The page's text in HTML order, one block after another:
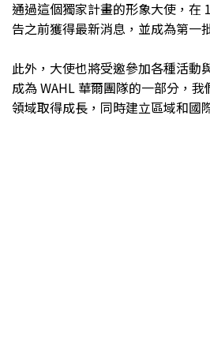
通過這個獨家計畫的形象大使，在
告之前獲得最新消息，並成為第一
此外，大使也將受邀參加各種活動
成為 WAHL 華爾團隊的一部分，
領域取得成長，同時建立區域和國